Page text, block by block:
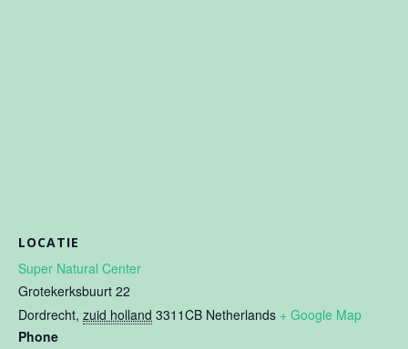
LOCATIE
Super Natural Center
Grotekerksbuurt 22
Dordrecht, zuid holland 3311CB Netherlands + Google Map
Phone